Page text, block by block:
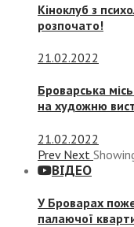
Кіноклуб з
розпочато!
21.02.2022
Броварська
на художню
21.02.2022
Prev Next
ВІДЕО
У Броварах
палаючої